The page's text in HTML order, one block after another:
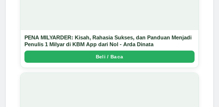
PENA MILYARDER: Kisah, Rahasia Sukses, dan Panduan Menjadi
Penulis 1 Milyar di KBM App dari Nol - Arda Dinata
Beli / Baca